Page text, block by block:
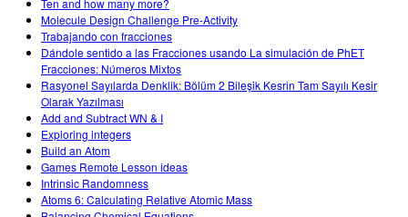
Ten and how many more?
Molecule Design Challenge Pre-Activity
Trabajando con fracciones
Dándole sentido a las Fracciones usando La simulación de PhET
Fracciones: Números Mixtos
Rasyonel Sayılarda Denklik: Bölüm 2 Bileşik Kesrin Tam Sayılı Kesir
Olarak Yazılması
Add and Subtract WN & I
Exploring integers
Build an Atom
Games Remote Lesson ideas
Intrinsic Randomness
Atoms 6: Calculating Relative Atomic Mass